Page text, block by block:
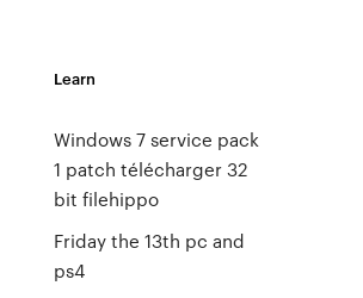
Learn
Windows 7 service pack
1 patch télécharger 32
bit filehippo
Friday the 13th pc and
ps4